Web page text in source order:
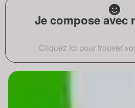
Je compose avec
Cliquez ici pour trouver